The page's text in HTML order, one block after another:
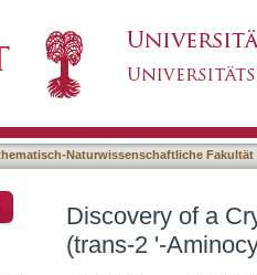
Moiety of
Naturwissenschaftliche Fakultät
Discovery of a
(trans-2 '-